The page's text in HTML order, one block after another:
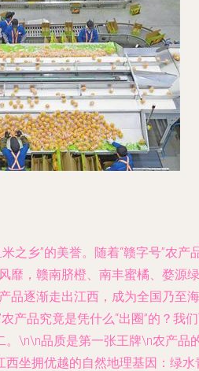
之乡”的美誉。随着“赣字号”农产
靡，赣南脐橙、南丰蜜橘、婺源绿
品逐渐走出江西，成为全国乃至海
产品究竟是凭什么“出圈”的？我
。\n\n品质是第一张王牌\n农产品
西坐拥优越的自然地理基因：绿水